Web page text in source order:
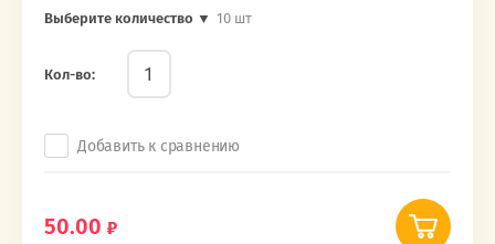
Выберите количество ▼ 10 шт
Кол-во:
Добавить к сравнению
50.00